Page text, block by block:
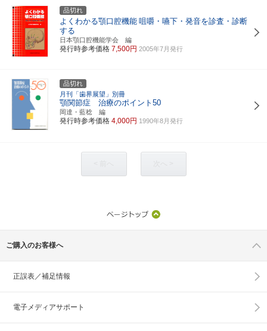
品切れ
よくわかる顎口腔機能 咀嚼・嚥下・発音を診査・診断
する
日本顎口腔機能学会 編
発行時参考価格 7,500円 2005年7月発行
品切れ
月刊「歯界展望」別冊
顎関節症 治療のポイント50
岡達・藍稔 編
発行時参考価格 4,000円 1990年8月発行
ご購入のお客様へ
正誤表／補足情報
電子メディアサポート